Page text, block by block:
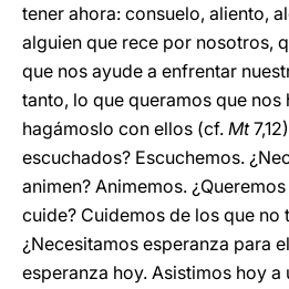
tener ahora: consuelo, aliento,
alguien que rece por nosotros,
que nos ayude a enfrentar
tanto, lo que queramos que nos
hagámoslo con ellos (cf. Mt
escuchados? Escuchemos.
animen? Animemos.
cuide? Cuidemos de los que no
¿Necesitamos esperanza para
esperanza hoy. Asistimos hoy a